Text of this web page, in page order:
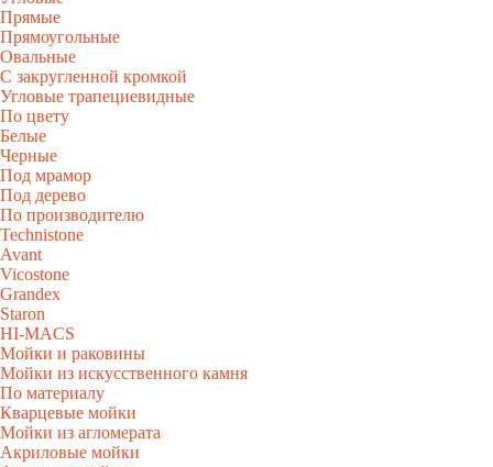
Прямые
Прямоугольные
Овальные
С закругленной кромкой
Угловые трапециевидные
По цвету
Белые
Черные
Под мрамор
Под дерево
По производителю
Technistone
Avant
Vicostone
Grandex
Staron
HI-MACS
Мойки и раковины
Мойки из искусственного камня
По материалу
Кварцевые мойки
Мойки из агломерата
Акриловые мойки